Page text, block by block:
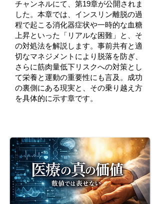
チャンネルにて、第19章が公開されま
した。本章では、インスリン離脱の過
程で起こる消化器症状や一時的な血糖
上昇といった「リアルな困難」と、そ
の対処法を解説します。事前共有と適
切なマネジメントにより脱落を防ぎ、
さらに筋肉量低下リスクへの対策とし
て栄養と運動の重要性にも言及。成功
の裏側にある現実と、その乗り越え方
を具体的に示す章です。